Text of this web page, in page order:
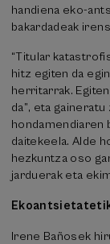
handiena eko-
bakardadeak
“Titular
hitz egiten da
herritarrak.
da”, eta
hondamendiaren
daitekeela. Alde
hezkuntza oso
jarduerak eta
Irene Bañosek